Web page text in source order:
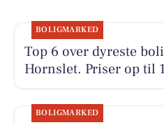
BOLIGMARKED
Top 6 over dyreste
Hornslet. Priser op til
BOLIGMARKED